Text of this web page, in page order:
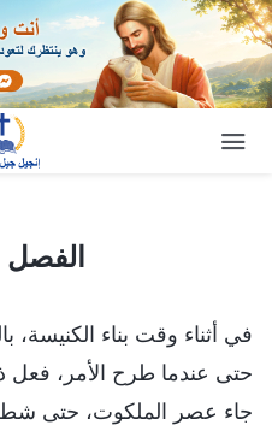
الفصل
في أثناء وقت بناء الكنيسة،
حتى عندما طرح الأمر، فعل
جاء عصر الملكوت، حتى